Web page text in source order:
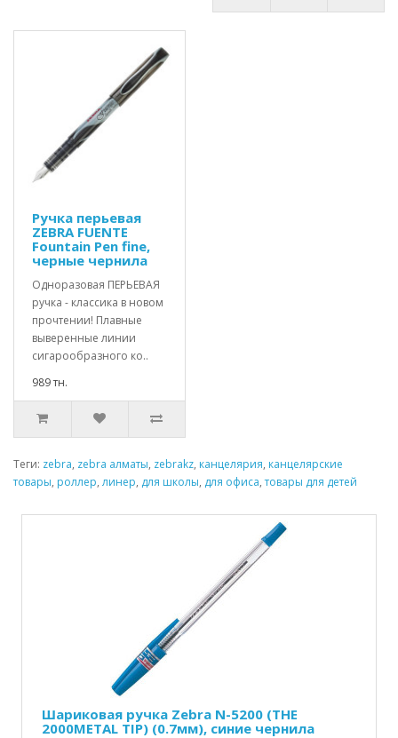
Ручка перьевая
ZEBRA FUENTE
Fountain Pen fine,
черные чернила
Одноразовая ПЕРЬЕВАЯ
ручка - классика в новом
прочтении! Плавные
выверенные линии
сигарообразного ко..
989 тн.
Теги: zebra, zebra алматы, zebrakz, канцелярия, канцелярские
товары, роллер, линер, для школы, для офиса,товары для детей
Шариковая ручка Zebra N-5200 (THE
2000METAL TIP) (0.7мм), синие чернила